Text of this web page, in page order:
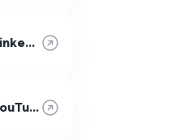
LinkedIn
YouTube TV